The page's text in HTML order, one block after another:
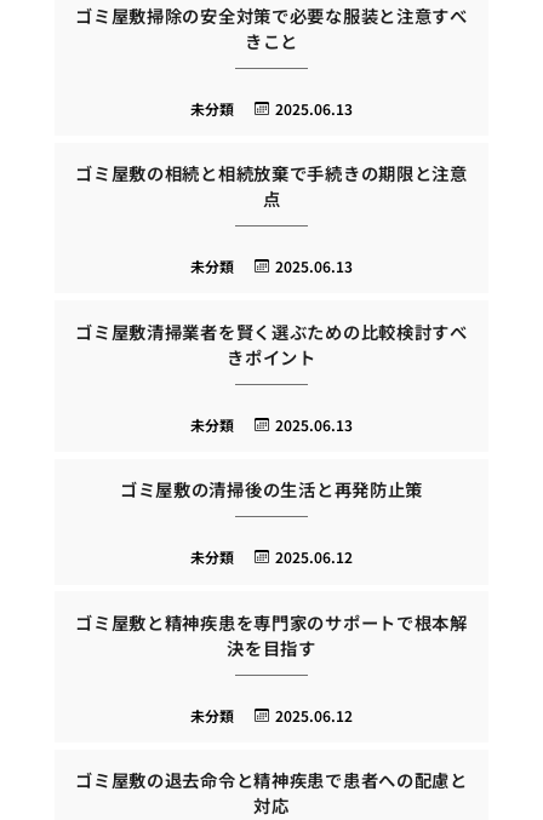
ゴミ屋敷掃除の安全対策で必要な服装と注意すべ
きこと
2025.06.13
未分類
ゴミ屋敷の相続と相続放棄で手続きの期限と注意
点
2025.06.13
未分類
ゴミ屋敷清掃業者を賢く選ぶための比較検討すべ
きポイント
2025.06.13
未分類
ゴミ屋敷の清掃後の生活と再発防止策
2025.06.12
未分類
ゴミ屋敷と精神疾患を専門家のサポートで根本解
決を目指す
2025.06.12
未分類
ゴミ屋敷の退去命令と精神疾患で患者への配慮と
対応